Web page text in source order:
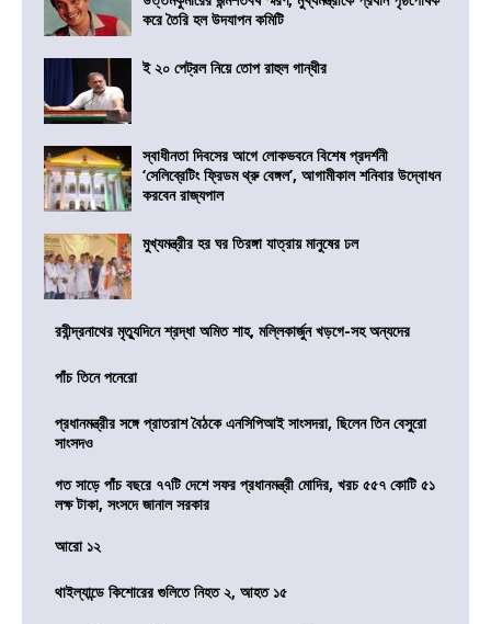
করে তৈরি হল উদযাপন কমিটি
ই ২০ পেট্রল নিয়ে তোপ রাহুল গান্ধীর
স্বাধীনতা দিবসের আগে লোকভবনে বিশেষ প্রদর্শনী
‘সেলিব্রেটিং ফ্রিডম থ্রু বেঙ্গল’, আগামীকাল শনিবার উদ্বোধন
করবেন রাজ্যপাল
মুখ্যমন্ত্রীর হর ঘর তিরঙ্গা যাত্রায় মানুষের ঢল
রবীন্দ্রনাথের মৃত্যুদিনে শ্রদ্ধা অমিত শাহ, মল্লিকার্জুন খড়গে-সহ অন্যদের
পাঁচ তিনে পনেরো
প্রধানমন্ত্রীর সঙ্গে প্রাতরাশ বৈঠকে এনসিপিআই সাংসদরা, ছিলেন তিন বেসুরো
সাংসদও
গত সাড়ে পাঁচ বছরে ৭৭টি দেশে সফর প্রধানমন্ত্রী মোদির, খরচ ৫৫৭ কোটি ৫১
লক্ষ টাকা, সংসদে জানাল সরকার
আরো ১২
থাইল্যান্ডে কিশোরের গুলিতে নিহত ২, আহত ১৫